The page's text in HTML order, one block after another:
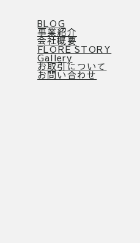
BLOG
事業紹介
会社概要
FLORE STORY
Gallery
お取引について
お問い合わせ